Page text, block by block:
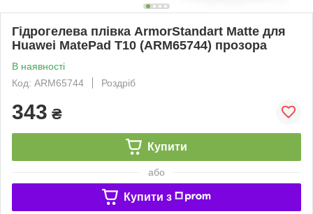
Гідрогелева плівка ArmorStandart Matte для
Huawei MatePad T10 (ARM65744) прозора
В наявності
Код: ARM65744
Роздріб
343 ₴
Купити
або
Купити з